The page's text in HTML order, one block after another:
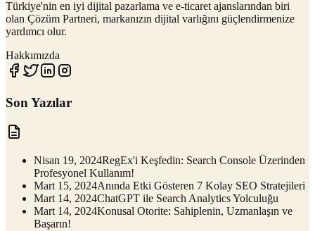
Türkiye'nin en iyi dijital pazarlama ve e-ticaret ajanslarından biri
olan Çözüm Partneri, markanızın dijital varlığını güçlendirmenize
yardımcı olur.
Hakkımızda
Son Yazılar
Nisan 19, 2024RegEx'i Keşfedin: Search Console Üzerinden
Profesyonel Kullanım!
Mart 15, 2024Anında Etki Gösteren 7 Kolay SEO Stratejileri
Mart 14, 2024ChatGPT ile Search Analytics Yolculuğu
Mart 14, 2024Konusal Otorite: Sahiplenin, Uzmanlaşın ve
Başarın!